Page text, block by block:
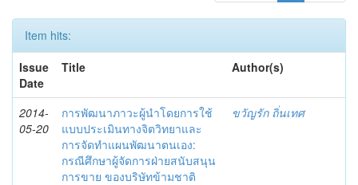
Item hits:
Issue
Date
Title Author(s)
2014-
05-20
การพัฒนาภาวะผู้นำโดยการใช้
แบบประเมินทางจิตวิทยาและ
การจัดทำแผนพัฒนาตนเอง:
กรณีศึกษาผู้จัดการฝ่ายสนับสนุน
การขาย ของบริษัทข้ามชาติ
ขวัญรัก ถิ่นเทศ